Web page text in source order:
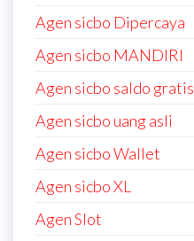
Agen sicbo Dipercaya
Agen sicbo MANDIRI
Agen sicbo saldo gratis
Agen sicbo uang asli
Agen sicbo Wallet
Agen sicbo XL
Agen Slot